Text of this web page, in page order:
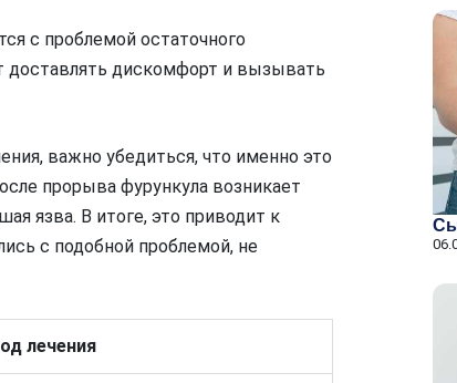
с проблемой остаточного
доставлять дискомфорт и вызывать
важно убедиться, что именно это
прорыва фурункула возникает
язва. В итоге, это приводит к
с подобной проблемой, не
лечения